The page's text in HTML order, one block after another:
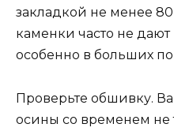
закладкой не менее
каменки часто не
особенно в больших
Проверьте обшивку.
осины со временем не